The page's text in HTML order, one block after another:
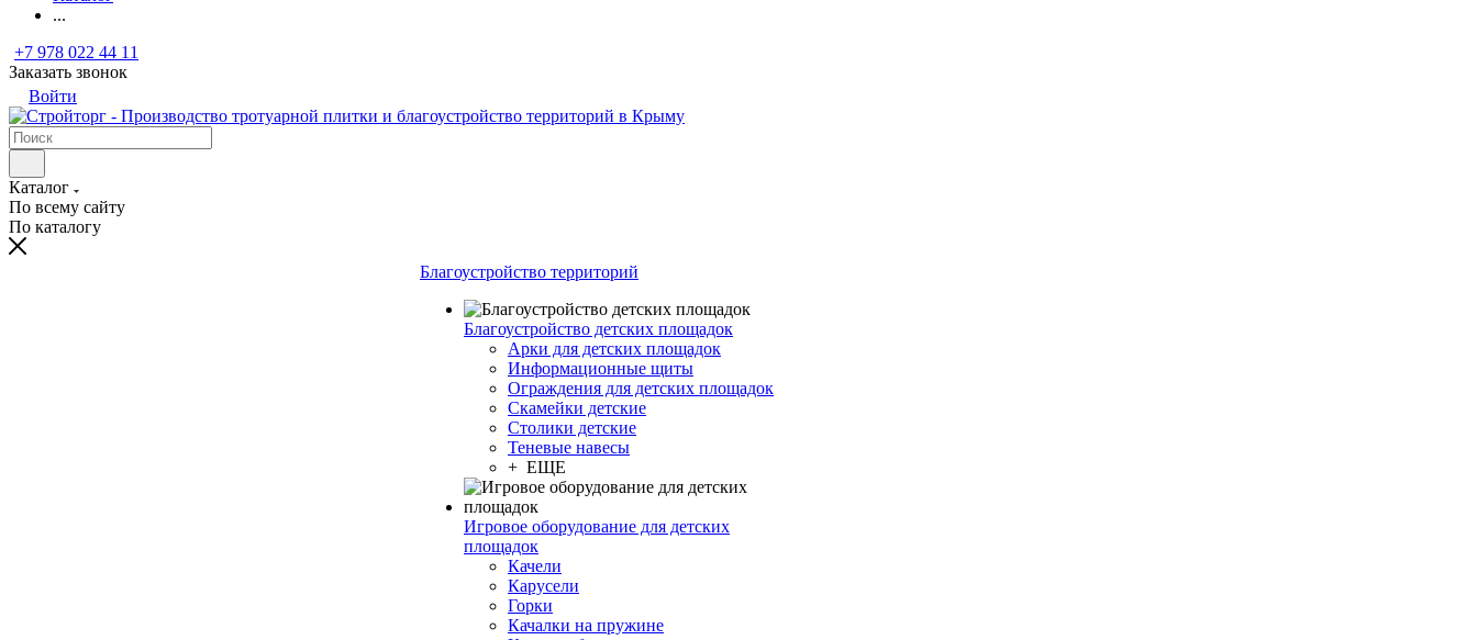
...
+7 978 022 44 11
Заказать звонок
Войти
Каталог
По всему сайту
По каталогу
Благоустройство территорий
Благоустройство детских площадок
Арки для детских площадок
Информационные щиты
Ограждения для детских площадок
Скамейки детские
Столики детские
Теневые навесы
+ ЕЩЕ
Игровое оборудование для детских
площадок
Качели
Карусели
Горки
Качалки на пружине